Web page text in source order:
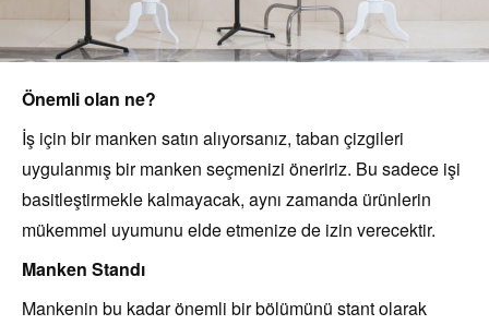
Önemli olan ne?
İş için bir manken satın alıyorsanız, taban çizgileri
uygulanmış bir manken seçmenizi öneririz. Bu sadece işi
basitleştirmekle kalmayacak, aynı zamanda ürünlerin
mükemmel uyumunu elde etmenize de izin verecektir.
Manken Standı
Mankenin bu kadar önemli bir bölümünü stant olarak